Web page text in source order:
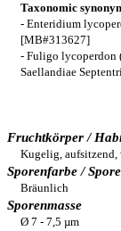
Taxonomic
- Enteridium
[MB#313627]
- Fuligo lycoperdon
Saellandiae
Fruchtkörper /
Kugelig, aufsitzend,
Sporenfarbe /
Bräunlich
Sporenmasse
Ø 7 - 7,5 µm